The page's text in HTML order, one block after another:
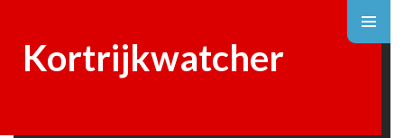
Kortrijkwatcher